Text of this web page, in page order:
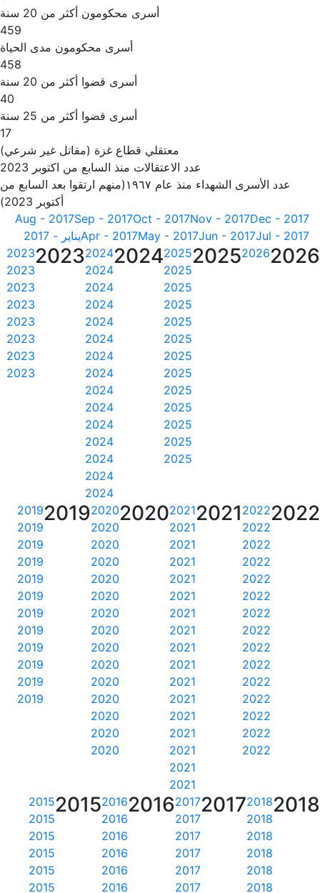
أسرى محكومون أكثر من 20 سنة
459
أسرى محكومون مدى الحياة
458
أسرى قضوا أكثر من 20 سنة
40
أسرى قضوا أكثر من 25 سنة
17
معتقلي قطاع غزة (مقاتل غير شرعي)
عدد الاعتقالات منذ السابع من اكتوبر 2023
عدد الأسرى الشهداء منذ عام ١٩٦٧(منهم ارتقوا بعد السابع من
أكتوبر 2023)
Dec - 2017
Nov - 2017
Oct - 2017
Sep - 2017
Aug - 2017
Jul - 2017
Jun - 2017
May - 2017
Apr - 2017يناير - 2017
2026
2026
2025
2025
2025
2025
2025
2025
2025
2025
2025
2025
2025
2025
2025
2025
2024
2024
2024
2024
2024
2024
2024
2024
2024
2024
2024
2024
2024
2024
2024
2024
2023
2023
2023
2023
2023
2023
2023
2023
2023
2022
2022
2022
2022
2022
2022
2022
2022
2022
2022
2022
2022
2022
2022
2022
2022
2021
2021
2021
2021
2021
2021
2021
2021
2021
2021
2021
2021
2021
2021
2021
2021
2021
2021
2020
2020
2020
2020
2020
2020
2020
2020
2020
2020
2020
2020
2020
2020
2020
2020
2019
2019
2019
2019
2019
2019
2019
2019
2019
2019
2019
2019
2019
2018
2018
2018
2018
2018
2018
2018
2017
2017
2017
2017
2017
2017
2017
2016
2016
2016
2016
2016
2016
2016
2015
2015
2015
2015
2015
2015
2015